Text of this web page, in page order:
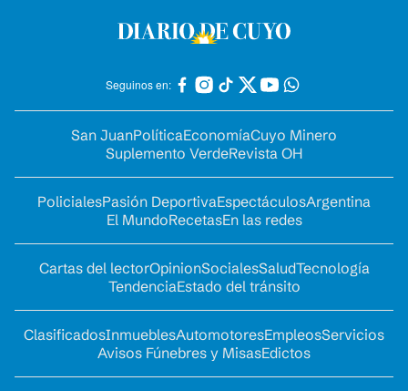
Seguinos en:
San JuanPolíticaEconomíaCuyo Minero
Suplemento VerdeRevista OH
PolicialesPasión DeportivaEspectáculosArgentina
El MundoRecetasEn las redes
Cartas del lectorOpinionSocialesSaludTecnología
TendenciaEstado del tránsito
ClasificadosInmueblesAutomotoresEmpleosServicios
Avisos Fúnebres y MisasEdictos